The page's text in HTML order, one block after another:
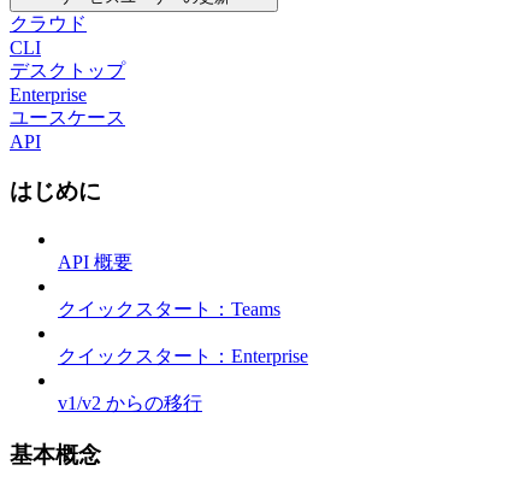
クラウド
CLI
デスクトップ
Enterprise
ユースケース
API
はじめに
API 概要
クイックスタート：Teams
クイックスタート：Enterprise
v1/v2 からの移行
基本概念